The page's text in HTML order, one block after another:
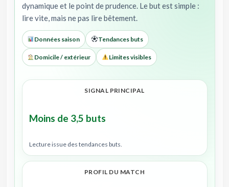
dynamique et le point de prudence. Le but est simple :
lire vite, mais ne pas lire bêtement.
Données saison Tendances buts
Domicile / extérieur Limites visibles
SIGNAL PRINCIPAL
Moins de 3,5 buts
Lecture issue des tendances buts.
PROFIL DU MATCH